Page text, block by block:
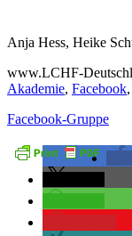
Anja Hess, Heike
www.LCHF-
Akademie, Facebook,
Facebook-Gruppe